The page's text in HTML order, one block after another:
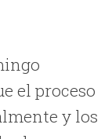
el proceso
y los